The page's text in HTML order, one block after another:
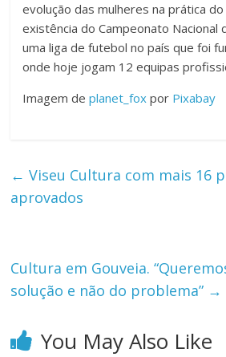
evolução das mulheres na prática
existência do Campeonato Nacional
uma liga de futebol no país que foi
onde hoje jogam 12 equipas
Imagem deplanet_fox por Pixabay
← Viseu Cultura com mais 16
aprovados
Cultura em Gouveia.
solução e não do problema” →
You May Also Like